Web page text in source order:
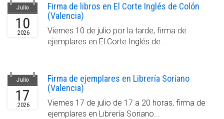
Julio
10
2026
Firma de libros en El Corte Inglés de Colón
(Valencia)
Viernes 10 de julio por la tarde, firma de
ejemplares en El Corte Inglés de...
Julio
17
2026
Firma de ejemplares en Librería Soriano
(Valencia)
Viernes 17 de julio de 17 a 20 horas, firma de
ejemplares en Librería Soriano...